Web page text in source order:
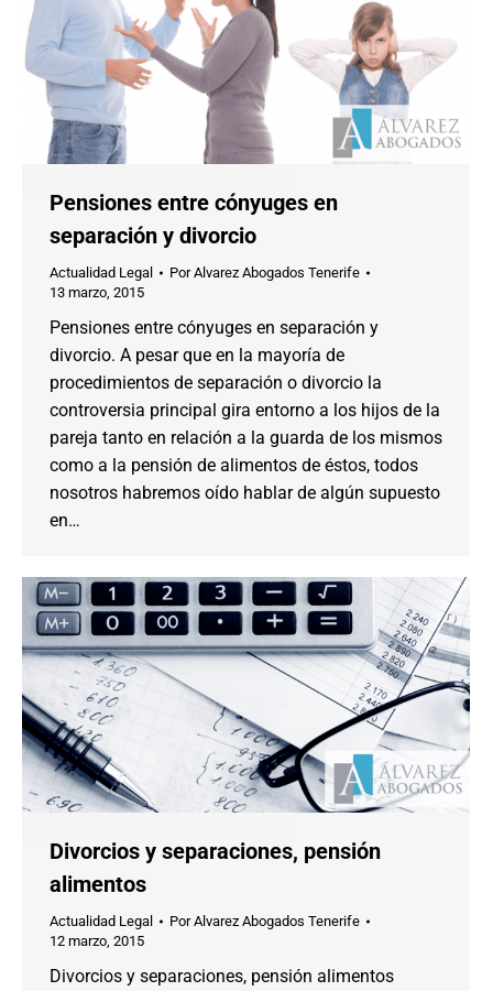
Pensiones entre cónyuges en
separación y divorcio
Actualidad Legal PorAlvarez Abogados Tenerife
13 marzo, 2015
Pensiones entre cónyuges en separación y
divorcio. A pesar que en la mayoría de
procedimientos de separación o divorcio la
controversia principal gira entorno a los hijos de la
pareja tanto en relación a la guarda de los mismos
como a la pensión de alimentos de éstos, todos
nosotros habremos oído hablar de algún supuesto
en…
Divorcios y separaciones, pensión
alimentos
Actualidad Legal PorAlvarez Abogados Tenerife
12 marzo, 2015
Divorcios y separaciones, pensión alimentos